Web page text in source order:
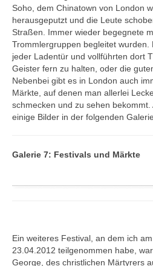
Soho, dem Chinatown von London
herausgeputzt und die Leute
Straßen. Immer wieder begegnete
Trommlergruppen begleitet
jeder Ladentür und vollführten dort
Geister fern zu halten, oder die
Nebenbei gibt es in London auch
Märkte, auf denen man allerlei
schmecken und zu sehen
einige Bilder in der folgenden
Galerie 7: Festivals und Märkte
Ein weiteres Festival, an dem ich
23.04.2012 teilgenommen habe,
George, des christlichen Märtyrers